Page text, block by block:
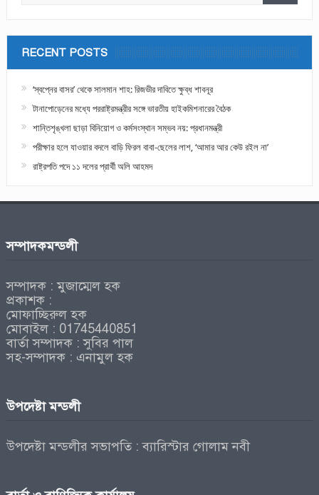
RECENT POSTS
‘স্বপ্নের বাসর’ থেকে সালমান শাহ: রিজভীর দাবিতে ক্ষুব্ধ শাবনূর
টানাপোড়েনের মধ্যে পররাষ্ট্রমন্ত্রীর সঙ্গে ভারতীয় হাইকমিশনারের বৈঠক
শান্তিশৃঙ্খলা ছাড়া বিনিয়োগ ও কর্মসংস্থান সম্ভব নয়: প্রধানমন্ত্রী
পরীক্ষার হলে যাওয়ার বদলে বাড়ি ফিরল বাবা-ছেলের লাশ, ‘আমার আর কেউ রইল না’
রাষ্ট্রপতি পদে ১১ দলের প্রার্থী অলি আহমদ
সম্পাদকমন্ডলী
সম্পাদক : মুজাম্মেল হক
প্রকাশক :
মোফাচ্ছিরুল হক
মোবাইল : 01745440851
বার্তা সম্পাদক : সুবির পাল
সহ-সম্পাদক : এনামুল হক
উপদেষ্টা মন্ডলী
উপদেষ্টা মন্ডলীর সভাপতি : ব্যারিস্টার গোলাম নবী